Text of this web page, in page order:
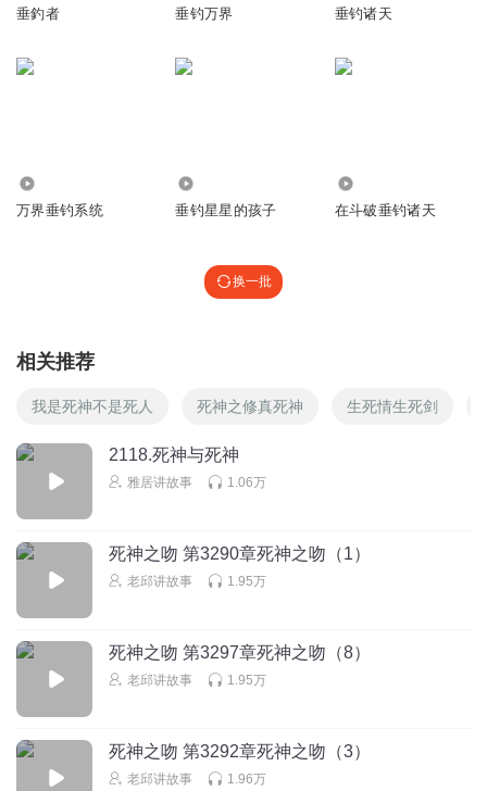
垂釣者 垂钓万界 垂钓诸天
万界垂钓系统 垂钓星星的孩子 在斗破垂钓诸天
换一批
相关推荐
我是死神不是死人 死神之修真死神 生死情生死剑
2118.死神与死神
雅居讲故事 1.06万
死神之吻 第3290章死神之吻（1）
老邱讲故事 1.95万
死神之吻 第3297章死神之吻（8）
老邱讲故事 1.95万
死神之吻 第3292章死神之吻（3）
老邱讲故事 1.96万